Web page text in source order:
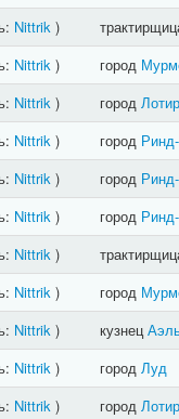
Nittrik )
Nittrik ) город
Nittrik ) город
Nittrik ) город
Nittrik ) город
Nittrik ) город
Nittrik )
Nittrik ) город
Nittrik ) кузнец
Nittrik ) город Луд
Nittrik ) город